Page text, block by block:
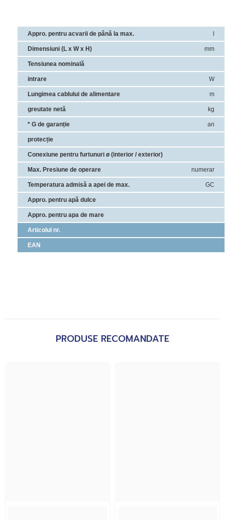
Appro. pentru acvarii de până la max.
Dimensiuni (L x W x H) mm
Tensiunea nominală
intrare W
Lungimea cablului de alimentare m
greutate netă kg
* G de garanție an
protecție
Conexiune pentru furtunuri ø (interior / exterior)
Max. Presiune de operare numerar
Temperatura admisă a apei de max. GC
Appro. pentru apă dulce
Appro. pentru apa de mare
Articolul nr.
EAN
PRODUSE RECOMANDATE